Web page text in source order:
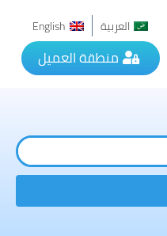
العربية English
منطقة العميل